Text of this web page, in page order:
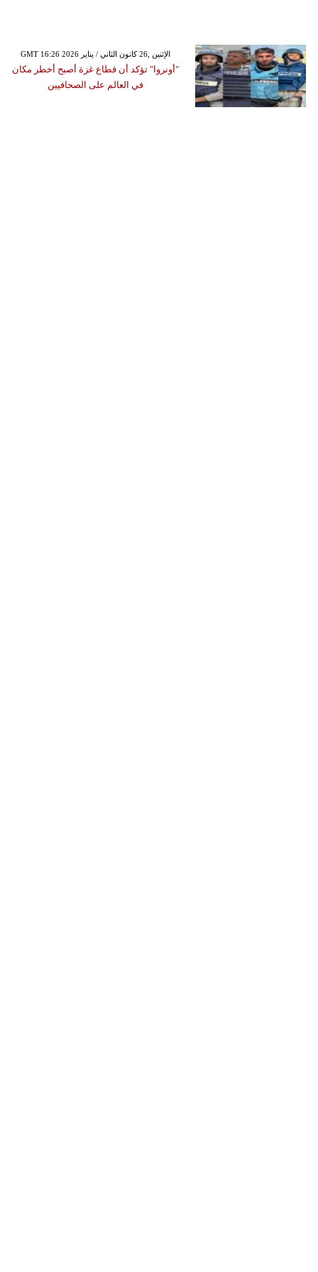
GMT 16:26 2026 الإثنين ,26 كانون الثاني / يناير
"أونروا" تؤكد أن قطاع غزة أصبح أخطر مكان
في العالم على الصحافيين